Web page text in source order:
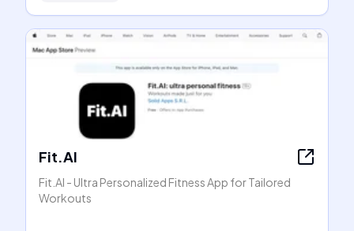
Fit.AI
Fit.AI - Ultra Personalized Fitness App for Tailored
Workouts